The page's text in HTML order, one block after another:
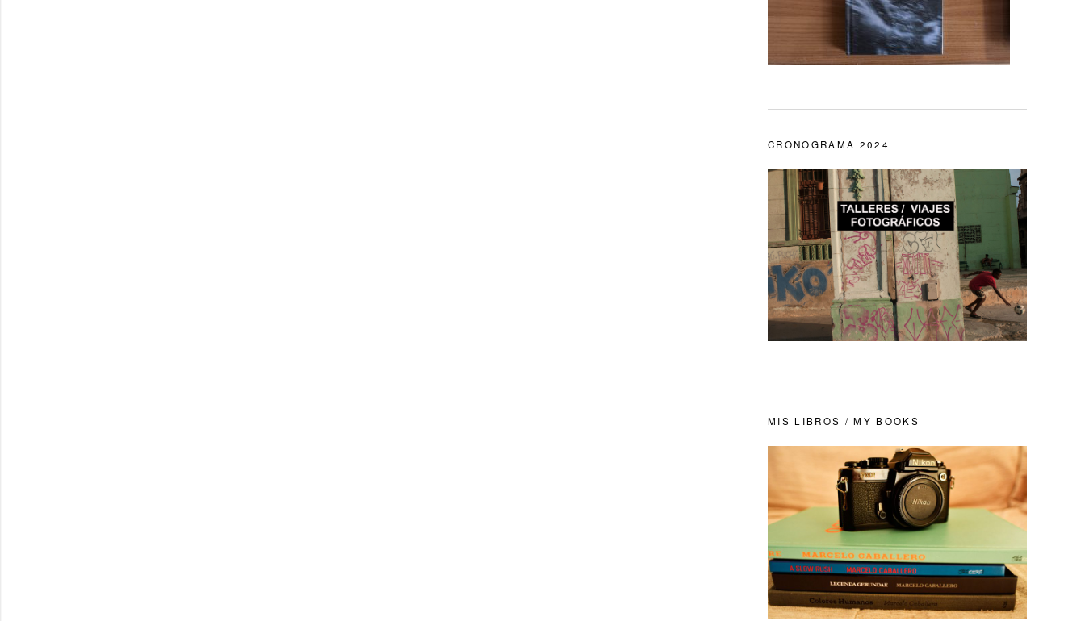
CRONOGRAMA 2024
MIS LIBROS / MY BOOKS